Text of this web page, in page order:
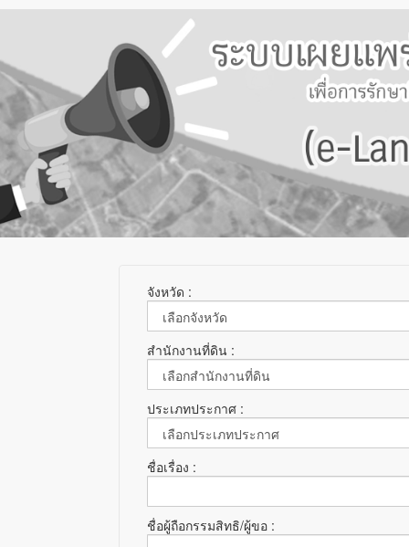
จังหวัด :
สำนักงานที่ดิน :
ประเภทประกาศ :
ชื่อเรื่อง :
ชื่อผู้ถือกรรมสิทธิ/ผู้ขอ :